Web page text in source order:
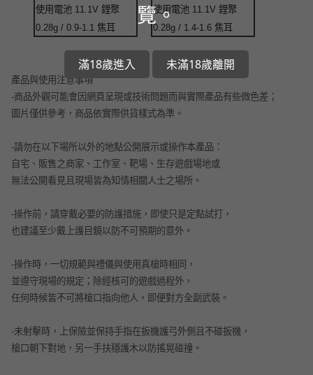
使用電池 11.1V 鋰聚
使用電池 11.1V 鋰聚
0.28g / 0.9-1.1 焦耳
0.28g / 1.4-1.6 焦耳
產品與使用注意事項
-商品外觀可能會因網頁呈現或技術問題而與實際產品有些微色差；
圖片僅供參考，商品依實際供貨樣式為準。
-請勿在以下場所以外的地點公開展示或操作本產品：
自宅、販售之商家、工作室、靶場、生存遊戲場地或
無法公開看見且現場皆為知情相關人士之場所。
-操作前，請穿戴必要的防護措施，即使只是定點試打，
也建議至少戴上護目鏡以防不可預期的意外。
-操作時，一切規範與禮儀與使用真槍時相同，
並遵守現場的規定；除經核可的遊戲過程外，
任何時候皆不可將槍口指向他人，即便對方全副武裝。
-未射擊時，上保險並保持手指在扳機護弓外側且不碰扳機，
槍口朝下對地，另一手扶穩護木以防搖晃碰撞。
覽。
滿18歲進入 未滿18歲離開